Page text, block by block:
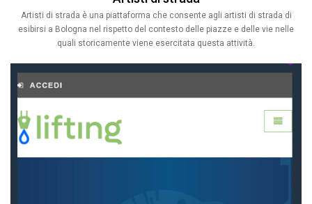
Artisti di strada è una piattaforma che consente agli artisti di strada di
esibirsi a Bologna nel rispetto del contesto delle piazze e delle vie nelle
quali storicamente viene esercitata questa attività.